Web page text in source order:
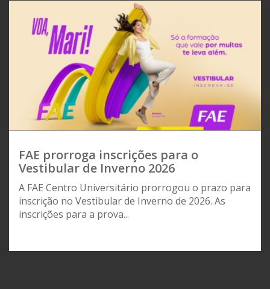
FAE prorroga inscrições para o
Vestibular de Inverno 2026
A FAE Centro Universitário prorrogou o prazo para
inscrição no Vestibular de Inverno de 2026. As
inscrições para a prova...